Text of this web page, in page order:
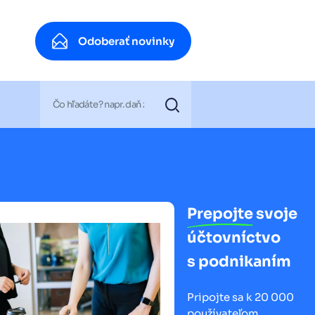
Odoberať novinky
Prepojtesvoje
účtovníctvo
s podnikaním
Pripojte sa k 20 000